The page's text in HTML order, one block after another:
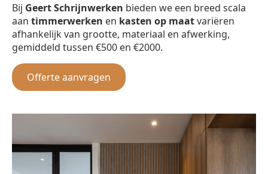
Bij Geert Schrijnwerken bieden we een breed scala
aan timmerwerken en kasten op maatvariëren
afhankelijk van grootte, materiaal en afwerking,
gemiddeld tussen €500 en €2000.
Offerte aanvragen